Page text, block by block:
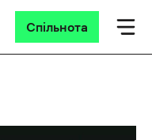
Спільнота